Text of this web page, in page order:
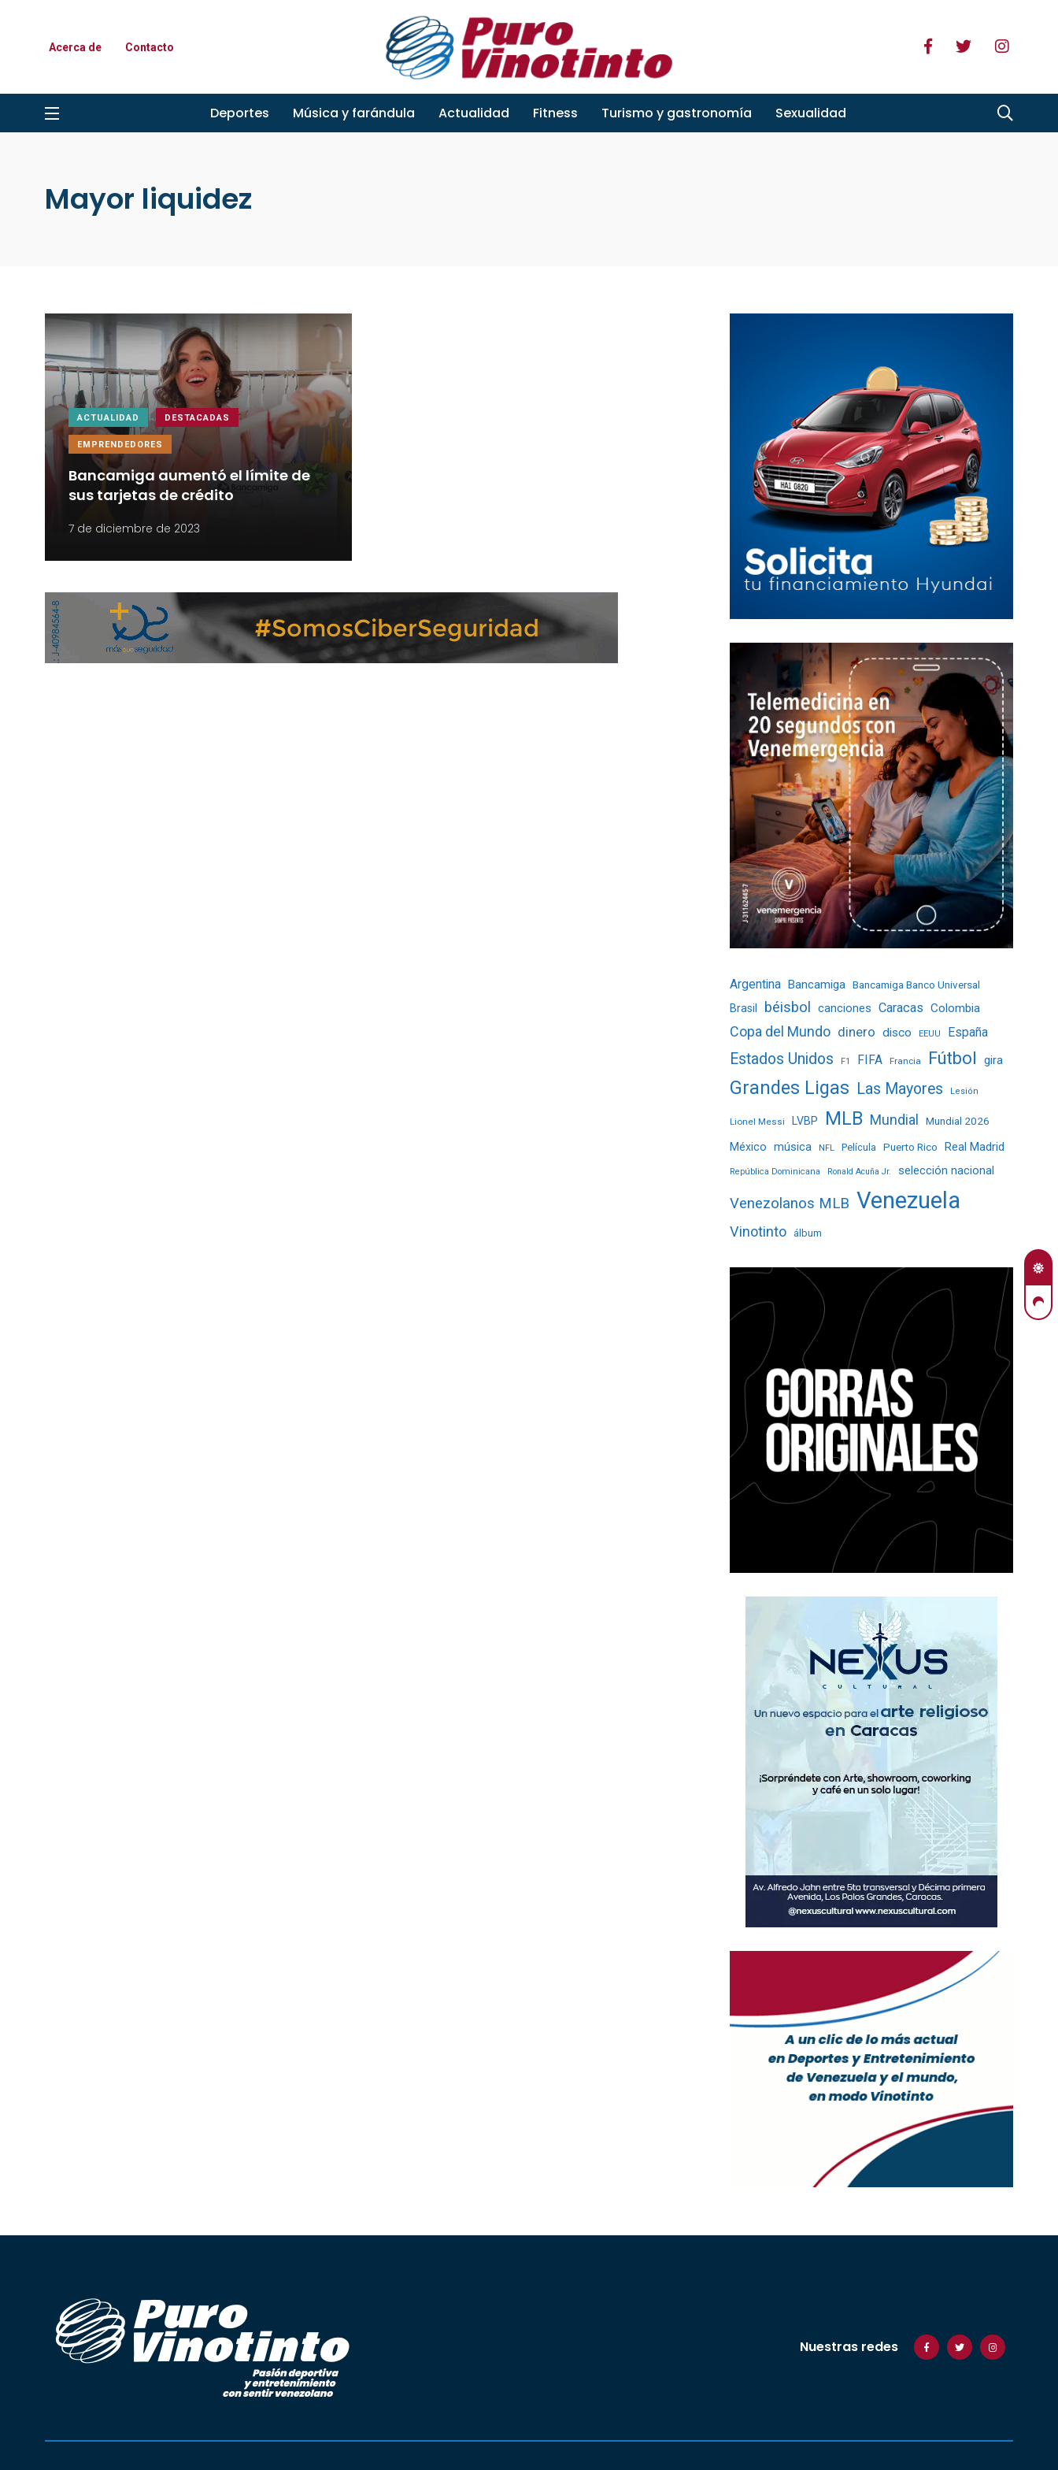
Acerca de Contacto
Deportes Música y farándula Actualidad Fitness Turismo y gastronomía Sexualidad
Mayor liquidez
ACTUALIDAD DESTACADAS
EMPRENDEDORES
Bancamiga aumentó el límite de
sus tarjetas de crédito
7 de diciembre de 2023
Argentina Bancamiga Bancamiga Banco Universal
Brasil
béisbol canciones Caracas Colombia
Copa del Mundo dinero disco EEUU España
Estados Unidos F1 FIFA Francia Fútbol gira
Grandes Ligas Las Mayores Lesión
Lionel Messi LVBP MLB Mundial Mundial 2026
México música NFL Película Puerto Rico Real Madrid
República Dominicana Ronald Acuña Jr. selección nacional
Venezolanos MLB Venezuela
Vinotinto álbum
Nuestras redes